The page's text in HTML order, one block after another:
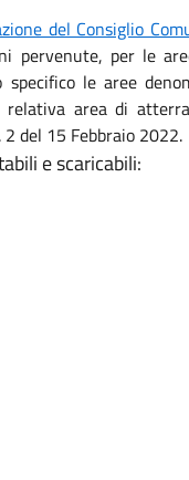
del Consiglio
pervenute, per le
le aree
area di
del 15 Febbraio 2022.
e scaricabili: